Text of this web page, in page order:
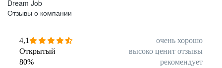
Dream Job
Отзывы о компании
4,1
очень хорошо
Открытый
высоко ценит отзывы
80% рекомендует